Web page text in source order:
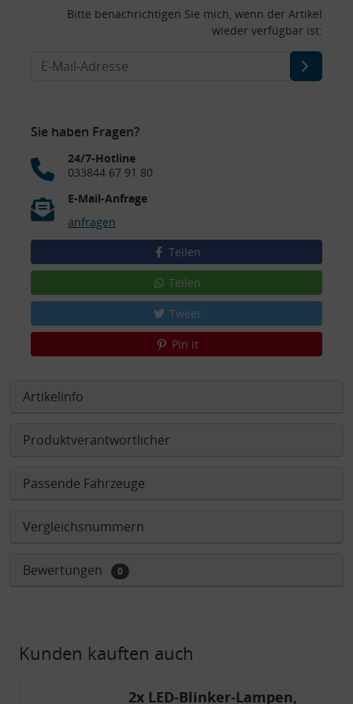
Bitte benachrichtigen Sie mich, wenn der Artikel
wieder verfügbar ist:
Sie haben Fragen?
24/7-Hotline
033844 67 91 80
E-Mail-Anfrage
anfragen
Teilen
Teilen
Tweet
Pin it
Artikelinfo
Produktverantwortlicher
Passende Fahrzeuge
Vergleichsnummern
Bewertungen 0
Kunden kauften auch
2x LED-Blinker-Lampen,